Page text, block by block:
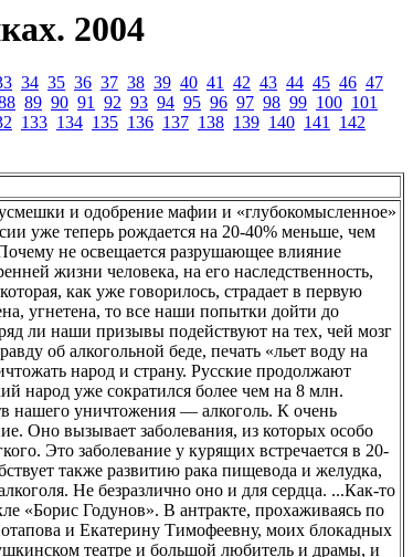
2004
34 35 36 37 38 39 40 41 42 43 44 45 46 47
89 90 91 92 93 94 95 96 97 98 99 100 101
133 134 135 136 137 138 139 140 141 142
и одобрение мафии и «глубокомысленное»
уже теперь рождается на 20-40% меньше, чем
не освещается разрушающее влияние
жизни человека, на его наследственность,
как уже говорилось, страдает в первую
угнетена, то все наши попытки дойти до
ли наши призывы подействуют на тех, чей мозг
об алкогольной беде, печать «льет воду на
народ и страну. Русские продолжают
народ уже сократился более чем на 8 млн.
нашего уничтожения — алкоголь. К очень
Оно вызывает заболевания, из которых особо
Это заболевание у курящих встречается в 20-
также развитию рака пищевода и желудка,
Не безразлично оно и для сердца. ...Как-то
«Борис Годунов». В антракте, прохаживаясь по
и Екатерину Тимофеевну, моих блокадных
театре и большой любитель и драмы, и